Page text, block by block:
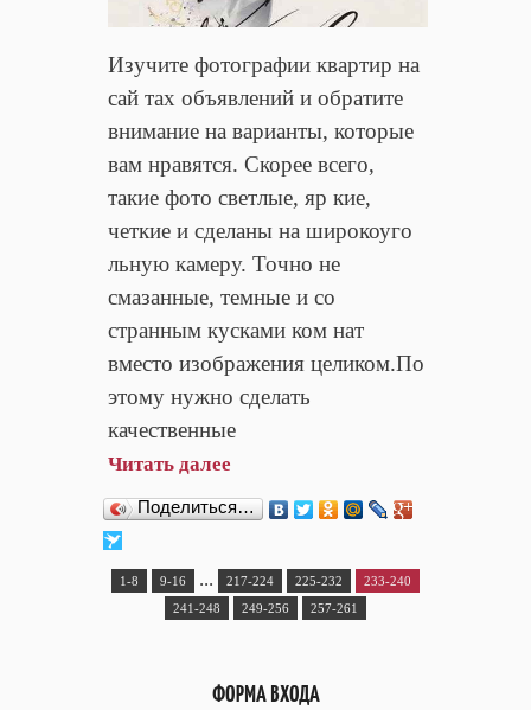
Изучите фотографии квартир на
сай тах объявлений и обратите
внимание на варианты, которые
вам нравятся. Скорее всего,
такие фото светлые, яр кие,
четкие и сделаны на широкоуго
льную камеру. Точно не
смазанные, темные и со
странным кусками ком нат
вместо изображения целиком.По
этому нужно сделать
качественные
Читать далее
Поделиться…
1-8 9-16 ... 217-224 225-232
233-240
241-248
249-256 257-261
ФОРМА ВХОДА